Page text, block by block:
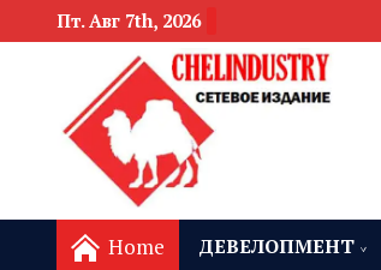
Пт. Авг 7th, 2026
Home ДЕВЕЛОПМЕНТ